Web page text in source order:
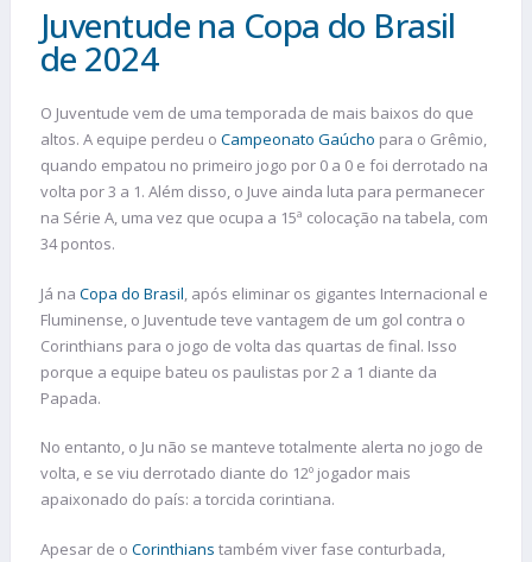
Juventude na Copa do Brasil
de 2024
O Juventude vem de uma temporada de mais baixos do que
altos. A equipe perdeu o Campeonato Gaúcho para o Grêmio,
quando empatou no primeiro jogo por 0 a 0 e foi derrotado na
volta por 3 a 1. Além disso, o Juve ainda luta para permanecer
na Série A, uma vez que ocupa a 15ª colocação na tabela, com
34 pontos.
Já na Copa do Brasil, após eliminar os gigantes Internacional e
Fluminense, o Juventude teve vantagem de um gol contra o
Corinthians para o jogo de volta das quartas de final. Isso
porque a equipe bateu os paulistas por 2 a 1 diante da
Papada.
No entanto, o Ju não se manteve totalmente alerta no jogo de
volta, e se viu derrotado diante do 12º jogador mais
apaixonado do país: a torcida corintiana.
Apesar de o Corinthians também viver fase conturbada,